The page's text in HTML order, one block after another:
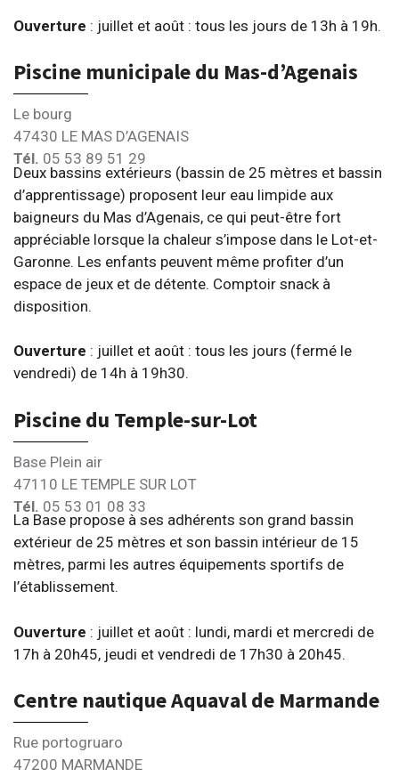
Ouverture : juillet et août : tous les jours de 13h à 19h.
Piscine municipale du Mas-d’Agenais
Le bourg
47430 LE MAS D’AGENAIS
Tél. 05 53 89 51 29
Deux bassins extérieurs (bassin de 25 mètres et bassin
d’apprentissage) proposent leur eau limpide aux
baigneurs du Mas d’Agenais, ce qui peut-être fort
appréciable lorsque la chaleur s’impose dans le Lot-et-
Garonne. Les enfants peuvent même profiter d’un
espace de jeux et de détente. Comptoir snack à
disposition.
Ouverture : juillet et août : tous les jours (fermé le
vendredi) de 14h à 19h30.
Piscine du Temple-sur-Lot
Base Plein air
47110 LE TEMPLE SUR LOT
Tél. 05 53 01 08 33
La Base propose à ses adhérents son grand bassin
extérieur de 25 mètres et son bassin intérieur de 15
mètres, parmi les autres équipements sportifs de
l’établissement.
Ouverture : juillet et août : lundi, mardi et mercredi de
17h à 20h45, jeudi et vendredi de 17h30 à 20h45.
Centre nautique Aquaval de Marmande
Rue portogruaro
47200 MARMANDE